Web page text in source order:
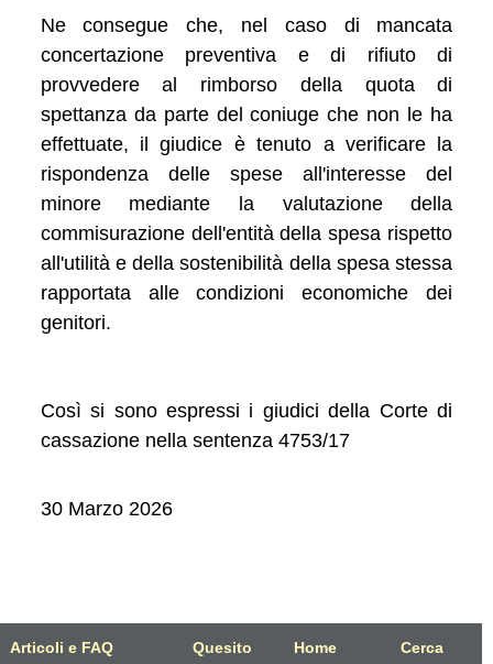
Articoli e FAQ Quesito Home Cerca
Ne consegue che, nel caso di mancata
concertazione preventiva e di rifiuto di
provvedere al rimborso della quota di
spettanza da parte del coniuge che non le ha
effettuate, il giudice è tenuto a verificare la
rispondenza delle spese all'interesse del
minore mediante la valutazione della
commisurazione dell'entità della spesa rispetto
all'utilità e della sostenibilità della spesa stessa
rapportata alle condizioni economiche dei
genitori.
Così si sono espressi i giudici della Corte di
cassazione nella sentenza 4753/17
30 Marzo 2026